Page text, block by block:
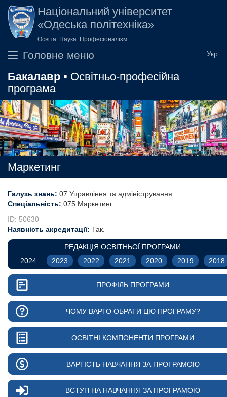
Перейти до основного вмісту
Національний університет
«Одеська політехніка»
Освіта. Наука. Професіоналізм.
Головне меню
Бакалавр ▪ Освітньо-професійна
програма
Маркетинг
РЕДАКЦІЯ ОСВІТНЬОЇ ПРОГРАМИ
2024
2023 2022 2021 2020 2019 2018
ПРОФІЛЬ ПРОГРАМИ
ЧОМУ ВАРТО ОБРАТИ ЦЮ ПРОГРАМУ?
ОСВІТНІ КОМПОНЕНТИ ПРОГРАМИ
ВАРТІСТЬ НАВЧАННЯ ЗА ПРОГРАМОЮ
ВСТУП НА НАВЧАННЯ ЗА ПРОГРАМОЮ
Галузь знань: 07 Управління та адміністрування
Спеціальність: 075 Маркетинг
ID: 50630
Наявність акредитації: Так.